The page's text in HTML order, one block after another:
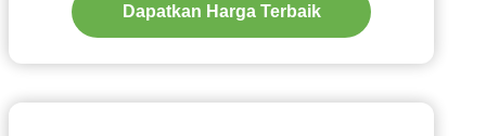
Dapatkan Harga Terbaik